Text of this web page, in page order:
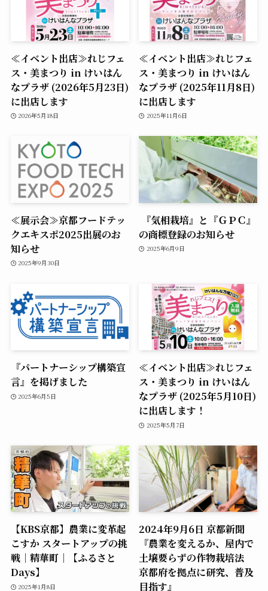
≪イベント出店≫れじフェ
ス・美まつり in けいはん
なプラザ (2026年5月23日)
に出店します
2026年5月18日
≪イベント出店≫れじフェ
ス・美まつり in けいはん
なプラザ (2025年11月8日)
に出店します
2025年11月6日
≪展示会≫京都フードテッ
クエキスポ2025出展のお
知らせ
2025年9月30日
『気相栽培』と『ＧＰＣ』
の商標登録のお知らせ
2025年6月9日
『パートナーシップ構築宣
言』を掲げました
2025年6月5日
≪イベント出店≫れじフェ
ス・美まつり in けいはん
なプラザ (2025年5月10日)
に出店します！
2025年5月7日
【KBS京都】農業に変革起
こすか スタートアップの挑
戦｜精華町｜【ふるさと
Days】
2025年1月8日
2024年9月6日 京都新聞
『農業を変えるか、屋内で
土壌要らずの作物栽培法
京都府を拠点に研究、普及
目指す』